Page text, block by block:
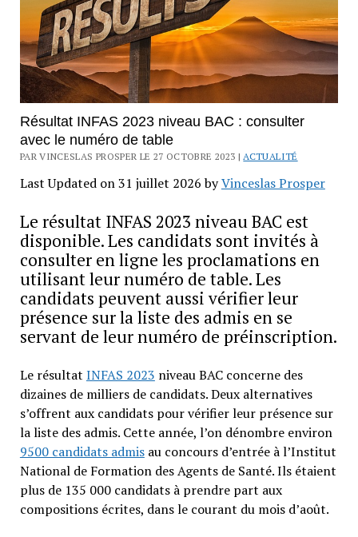
Résultat INFAS 2023 niveau BAC : consulter
avec le numéro de table
PAR VINCESLAS PROSPER LE 27 OCTOBRE 2023 | ACTUALITÉ
Last Updated on 31 juillet 2026 byVinceslas Prosper
Le résultat INFAS 2023 niveau BAC est
disponible. Les candidats sont invités à
consulter en ligne les proclamations en
utilisant leur numéro de table. Les
candidats peuvent aussi vérifier leur
présence sur la liste des admis en se
servant de leur numéro de préinscription.
Le résultat INFAS 2023 niveau BAC concerne des
dizaines de milliers de candidats. Deux alternatives
s’offrent aux candidats pour vérifier leur présence sur
la liste des admis. Cette année, l’on dénombre environ
9500 candidats admisau concours d’entrée à l’Institut
National de Formation des Agents de Santé. Ils étaient
plus de 135 000 candidats à prendre part aux
compositions écrites, dans le courant du mois d’août.